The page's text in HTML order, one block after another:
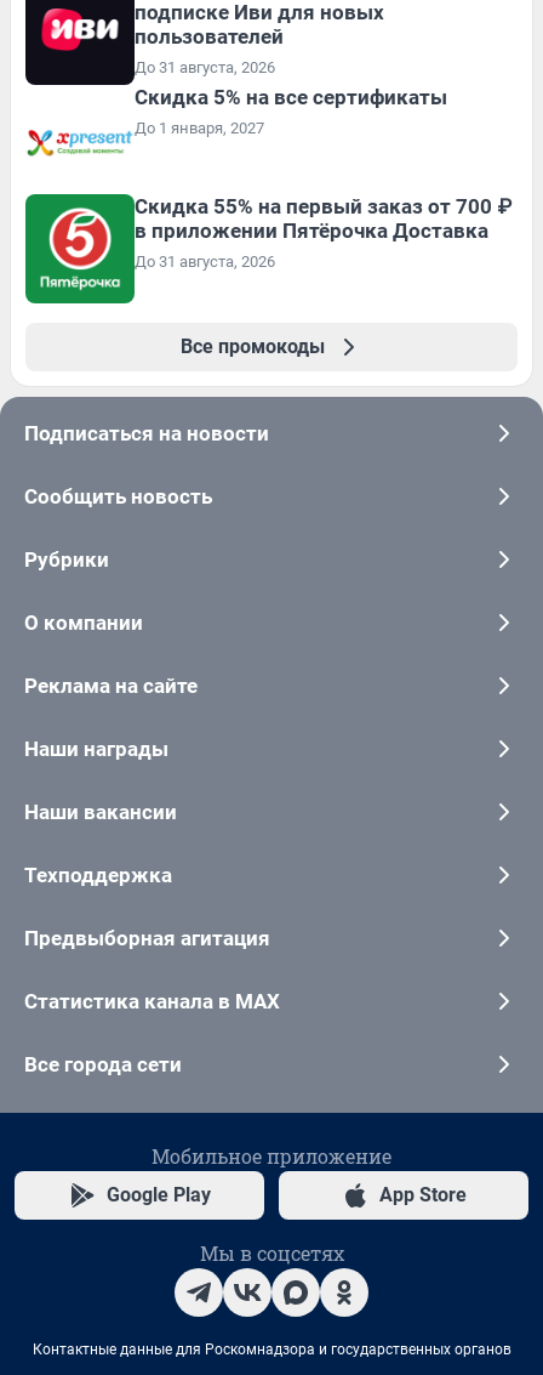
подписке Иви для новых
пользователей
До 31 августа, 2026
Скидка 5% на все сертификаты
До 1 января, 2027
Скидка 55% на первый заказ от 700 ₽
в приложении Пятёрочка Доставка
До 31 августа, 2026
Все промокоды
Подписаться на новости
Сообщить новость
Рубрики
О компании
Реклама на сайте
Наши награды
Наши вакансии
Техподдержка
Предвыборная агитация
Статистика канала в MAX
Все города сети
Мобильное приложение
Google Play App Store
Мы в соцсетях
Контактные данные для Роскомнадзора и государственных органов